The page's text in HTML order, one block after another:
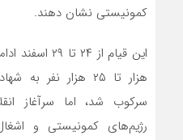
کمونیستی نشان دهند.
هزار تا ۲۵ هزار
سرکوب شد، اما سرآغاز
رژیم‌های کمونیستی و